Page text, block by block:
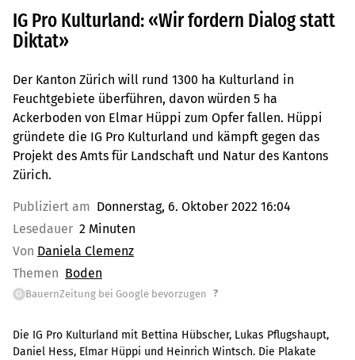
IG Pro Kulturland: «Wir fordern Dialog statt
Diktat»
Der Kanton Zürich will rund 1300 ha Kulturland in
Feuchtgebiete überführen, davon würden 5 ha
Ackerboden von Elmar Hüppi zum Opfer fallen. Hüppi
gründete die IG Pro Kulturland und kämpft gegen das
Projekt des Amts für Landschaft und Natur des Kantons
Zürich.
Publiziert am Donnerstag, 6. Oktober 2022 16:04
Lesedauer 2 Minuten
Von Daniela Clemenz
Themen Boden
G BauernZeitung bei Google bevorzugen ?
Die IG Pro Kulturland mit Bettina Hübscher, Lukas Pflugshaupt,
Daniel Hess, Elmar Hüppi und Heinrich Wintsch. Die Plakate